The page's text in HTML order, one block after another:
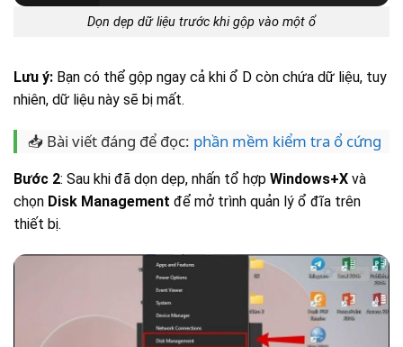
Dọn dẹp dữ liệu trước khi gộp vào một ổ
Lưu ý: Bạn có thể gộp ngay cả khi ổ D còn chứa dữ liệu, tuy
nhiên, dữ liệu này sẽ bị mất.
📥 Bài viết đáng để đọc: phần mềm kiểm tra ổ cứng
Bước 2: Sau khi đã dọn dẹp, nhấn tổ hợp Windows+X và
chọn Disk Management để mở trình quản lý ổ đĩa trên
thiết bị.